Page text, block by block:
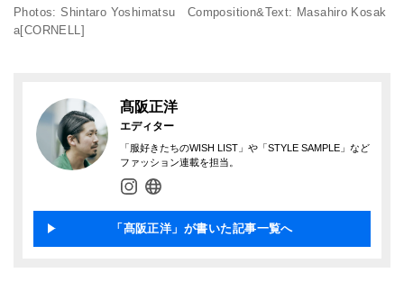
Photos: Shintaro Yoshimatsu Composition&Text: Masahiro Kosak
a[CORNELL]
髙阪正洋
エディター
「服好きたちのWISH LIST」や「STYLE SAMPLE」など
ファッション連載を担当。
「髙阪正洋」が書いた記事一覧へ